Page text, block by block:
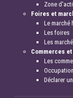
Zone
Foires et
Le marché
Les foires
Les
Commerces
Les
Déclarer